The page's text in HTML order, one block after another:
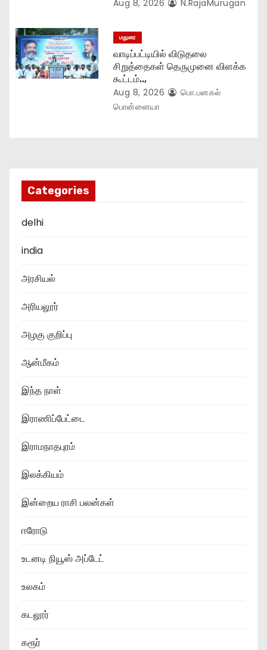
Aug 8, 2026 N.RajaMurugan
மதுரை
வாடிப்பட்டியில் விடுதலை
சிறுத்தைகள் தெருமுனை விளக்க
கூட்டம்..,
Aug 8, 2026
பொ.பனகல்
பொன்னையா
Categories
delhi
india
அரசியல்
அரியலூர்
அழகு குறிப்பு
ஆன்மீகம்
இந்த நாள்
இராணிப்பேட்டை
இராமநாதபுரம்
இலக்கியம்
இன்றைய ராசி பலன்கள்
ஈரோடு
உடனடி நியூஸ் அப்டேட்
உலகம்
கடலூர்
கரூர்